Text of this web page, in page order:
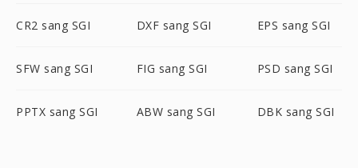
CR2 sang SGI DXF sang SGI EPS sang SGI
SFW sang SGI FIG sang SGI PSD sang SGI
PPTX sang SGI ABW sang SGI DBK sang SGI